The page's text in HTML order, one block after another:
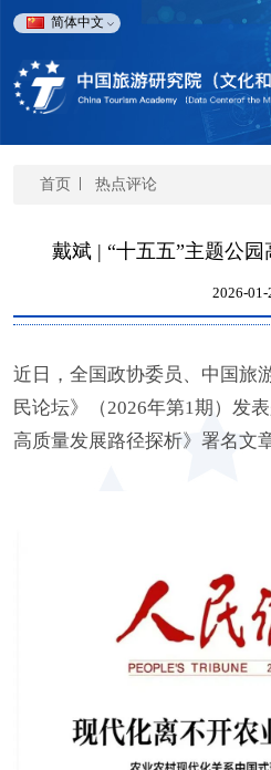
简体中文
首页 热点评论
戴斌 | “十五五”主题公
2026-01-
近日 ，全国政协委员、中国旅
民论坛》
（2026年第1期）发
高质量发展路径探析》署名文